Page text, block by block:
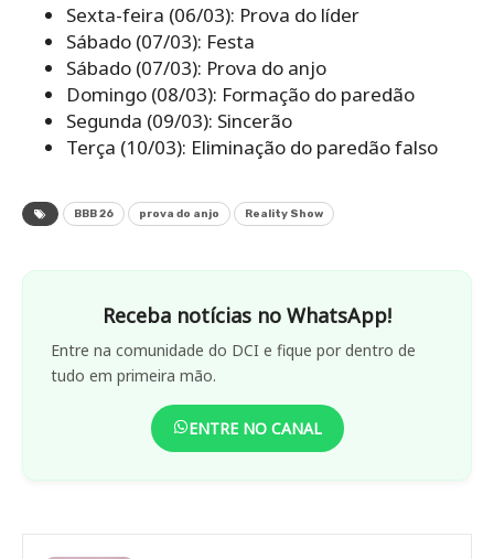
Sexta-feira (06/03): Prova do líder
Sábado (07/03): Festa
Sábado (07/03): Prova do anjo
Domingo (08/03): Formação do paredão
Segunda (09/03): Sincerão
Terça (10/03): Eliminação do paredão falso
BBB 26 prova do anjo Reality Show
Receba notícias no WhatsApp!
Entre na comunidade do DCI e fique por dentro de
tudo em primeira mão.
ENTRE NO CANAL